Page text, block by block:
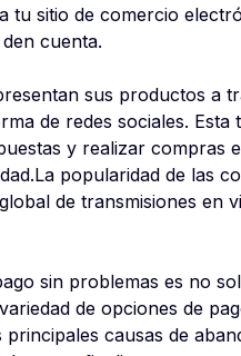
tu sitio de comercio
cuenta.
sus productos a
de redes sociales. Esta
y realizar compras
popularidad de las
de transmisiones en
sin problemas es no
de opciones de
causas de